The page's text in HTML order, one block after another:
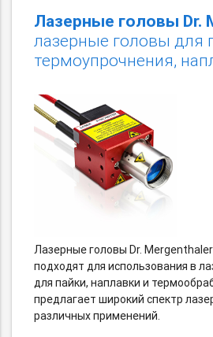
Лазерные головы Dr.
лазерные головы для
термоупрочнения,
Лазерные головы Dr.
подходят для использования в
для пайки, наплавки и
предлагает широкий спектр
различных применений.